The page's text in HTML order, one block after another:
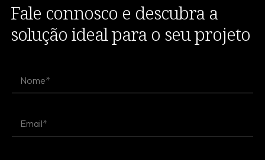
Fale connosco e descubra a
solução ideal para o seu projeto